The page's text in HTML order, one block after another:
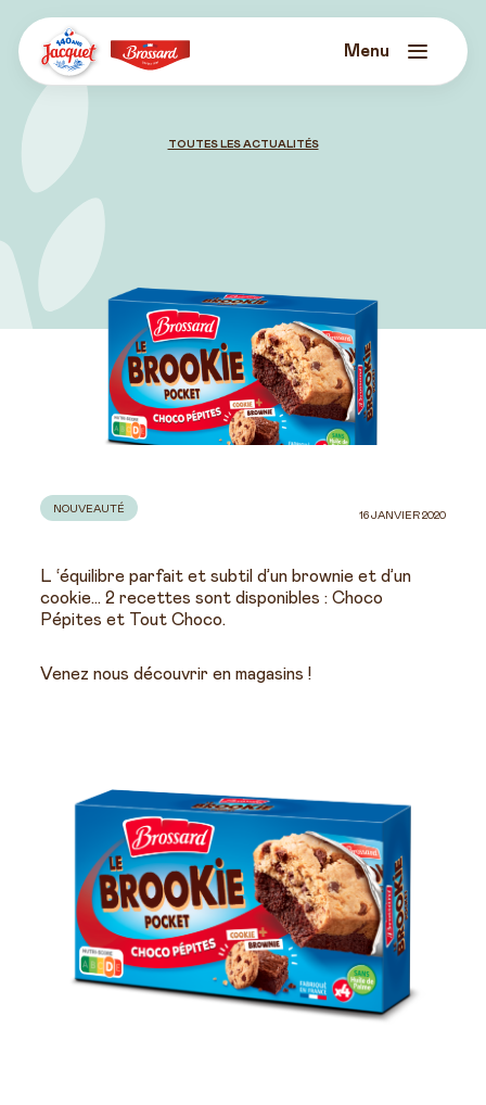
content
Jacquet
Menu
TOUTES LES ACTUALITÉS
NOUVEAUTÉ
16 JANVIER 2020
L ‘équilibre parfait et subtil d’un brownie et d’un
cookie… 2 recettes sont disponibles : Choco
Pépites et Tout Choco.
Venez nous découvrir en magasins !